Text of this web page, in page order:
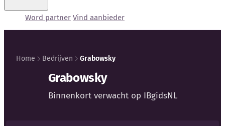
Word partner Vind aanbieder
Home Bedrijven Grabowsky
Grabowsky
Binnenkort verwacht op IBgidsNL